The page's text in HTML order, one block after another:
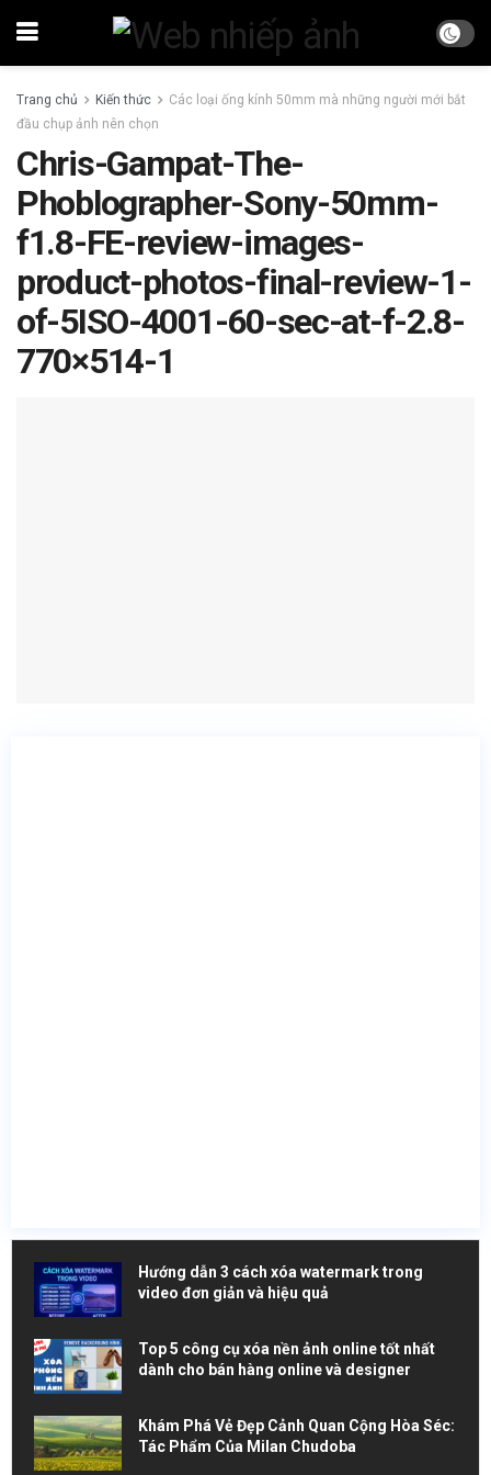
Trang chủ Kiến thức
Các loại ống kính 50mm mà những người mới bắt
đầu chụp ảnh nên chọn
Chris-Gampat-The-
Phoblographer-Sony-50mm-
f1.8-FE-review-images-
product-photos-final-review-1-
of-5ISO-4001-60-sec-at-f-2.8-
770×514-1
Hướng dẫn 3 cách xóa watermark trong
video đơn giản và hiệu quả
Top 5 công cụ xóa nền ảnh online tốt nhất
dành cho bán hàng online và designer
Khám Phá Vẻ Đẹp Cảnh Quan Cộng Hòa Séc:
Tác Phẩm Của Milan Chudoba